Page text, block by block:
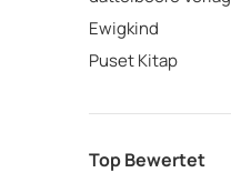
Ewigkind
Puset Kitap
Top Bewertet